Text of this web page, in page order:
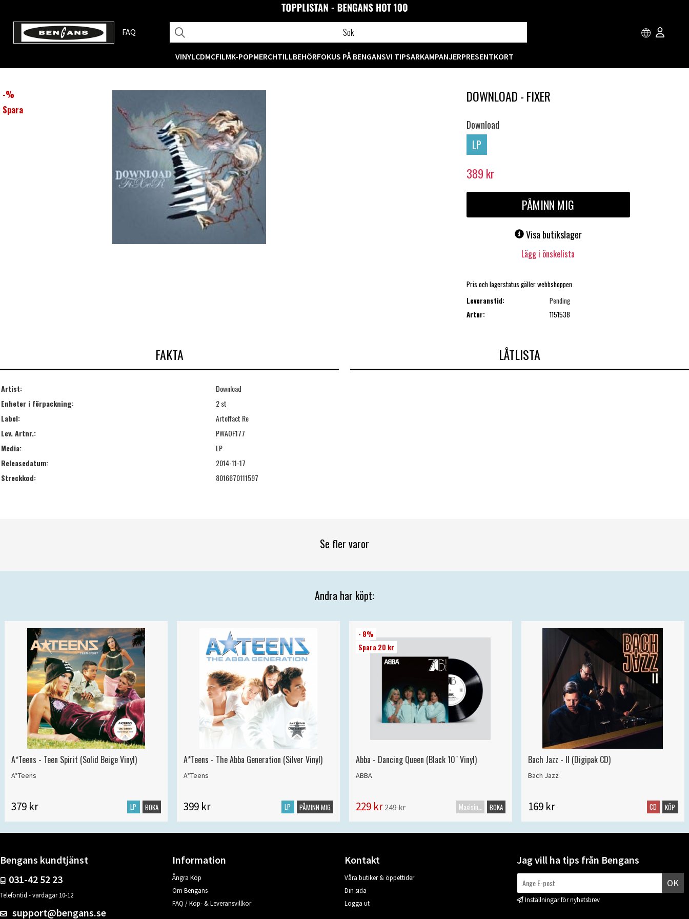
FAQ
VINYLCDMCFILMK-POPMERCHTILLBEHÖRFOKUS PÅ BENGANSVI TIPSARKAMPANJERPRESENTKORT
-%
Spara
DOWNLOAD - FIXER
Download
LP
389 kr
PÅMINN MIG
Visa butikslager
Lägg i önskelista
Pris och lagerstatus gäller webbshoppen
Leveranstid:
Pending
Artnr:
1151538
FAKTA
Artist:
Download
Enheter i förpackning:
2 st
Label:
Artoffact Re
Lev. Artnr.:
PWAOF177
Media:
LP
Releasedatum:
2014-11-17
Streckkod:
8016670111597
LÅTLISTA
Se fler varor
Andra har köpt:
A*Teens - Teen Spirit (Solid Beige Vinyl)
A*Teens
379 kr LP BOKA
A*Teens - The Abba Generation (Silver Vinyl)
A*Teens
399 kr LP PÅMINN MIG
- 8%
Spara 20 kr
Abba - Dancing Queen (Black 10" Vinyl)
ABBA
229 kr249 kr Maxisingel BOKA
Bach Jazz - II (Digipak CD)
Bach Jazz
169 kr CD KÖP
Bengans kundtjänst
031-42 52 23
Telefontid - vardagar 10-12
support@bengans.se
Information
Ångra Köp
Om Bengans
FAQ / Köp- & Leveransvillkor
Kontakt
Våra butiker & öppettider
Din sida
Logga ut
Jag vill ha tips från Bengans
OK
Inställningar för nyhetsbrev